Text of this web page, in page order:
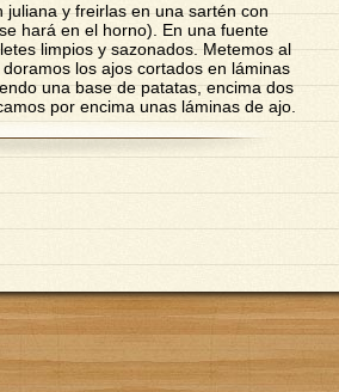
y freirlas en una sartén con
hará en el horno). En una fuente
limpios y sazonados. Metemos al
los ajos cortados en láminas
una base de patatas, encima dos
por encima unas láminas de ajo.